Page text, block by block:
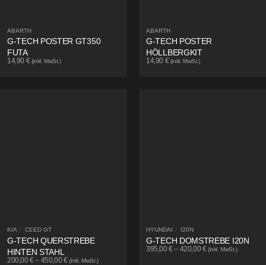
ABARTH
G-TECH POSTER GT350
FUTA
14,90 € (inkl. MwSt.)
ABARTH
G-TECH POSTER
HÖLLBERGKIT
14,90 € (inkl. MwSt.)
KIA / CEED GT
G-TECH QUERSTREBE
HINTEN STAHL
200,00€– 450,00€ (inkl. MwSt.)
HYUNDAI / I20N
G-TECH DOMSTREBE I20N
395,00€– 420,00€ (inkl. MwSt.)